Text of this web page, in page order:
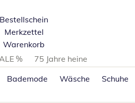
Bestellschein
Merkzettel
Warenkorb
%
75 Jahre heine
Bademode Wäsche Schuhe